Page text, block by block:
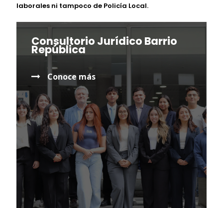
laborales ni tampoco de Policía Local.
Consultorio Jurídico Barrio
República
Conoce más